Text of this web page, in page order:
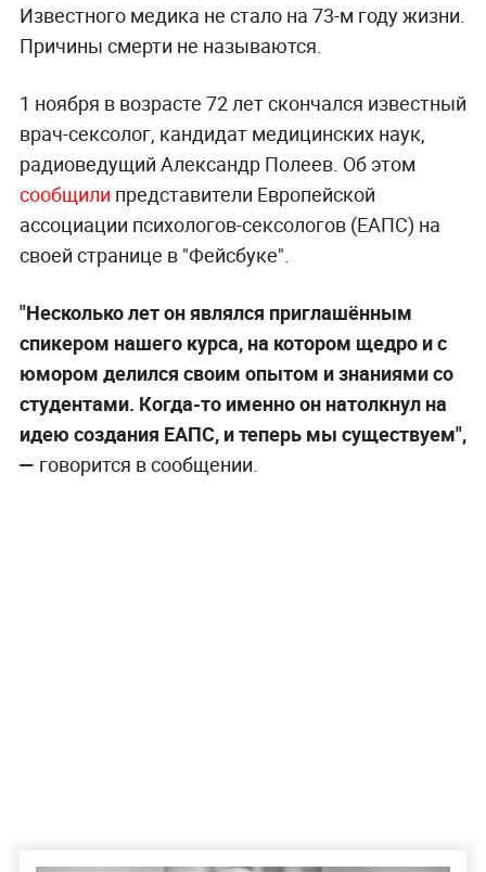
Известного медика не стало на 73-м году жизни.
Причины смерти не называются.
1 ноября в возрасте 72 лет скончался известный
врач-сексолог, кандидат медицинских наук,
радиоведущий Александр Полеев. Об этом
сообщили представители Европейской
ассоциации психологов-сексологов (ЕАПС) на
своей странице в "Фейсбуке".
"Несколько лет он являлся приглашённым
спикером нашего курса, на котором щедро и с
юмором делился своим опытом и знаниями со
студентами. Когда-то именно он натолкнул на
идею создания ЕАПС, и теперь мы существуем",
— говорится в сообщении.